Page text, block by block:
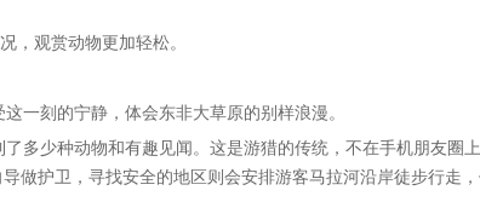
，观赏动物更加轻松。
一刻的宁静，体会东非大草原的别样浪漫。
多少种动物和有趣见闻。这是游猎的传统，不在手机朋友圈
护卫，寻找安全的地区则会安排游客马拉河沿岸徒步行走，